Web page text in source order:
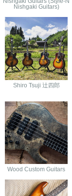
Nishgaki Guitars)
Shiro Tsuji 辻四郎
Wood Custom Guitars